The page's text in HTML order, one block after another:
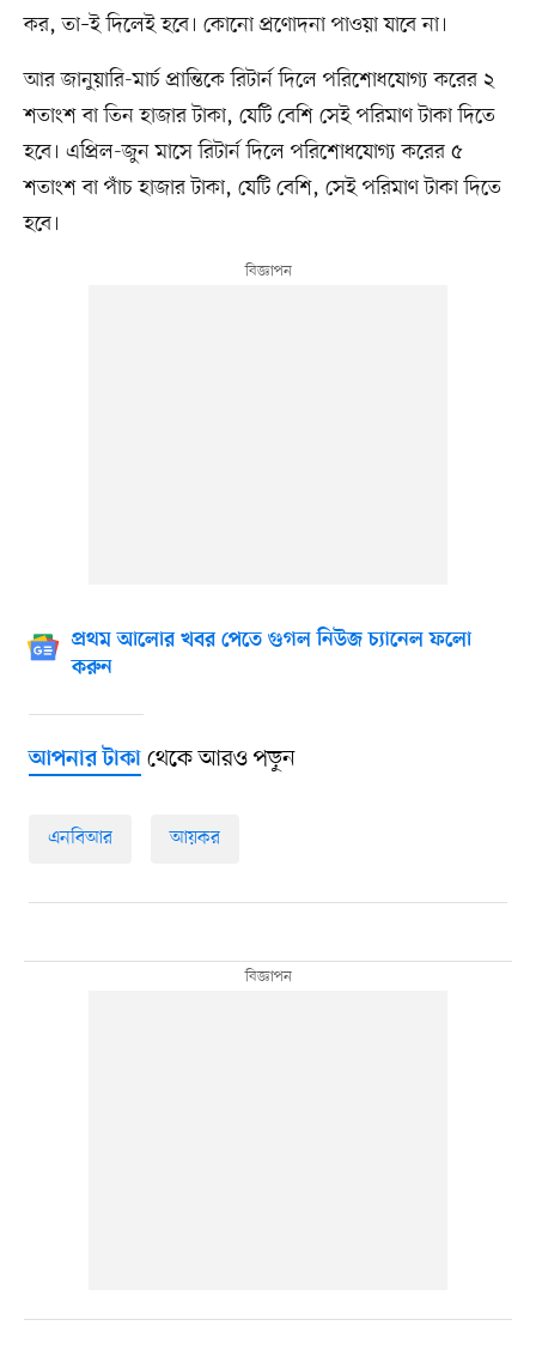
কর, তা–ই দিলেই হবে। কোনো প্রণোদনা পাওয়া যাবে না।
আর জানুয়ারি-মার্চ প্রান্তিকে রিটার্ন দিলে পরিশোধযোগ্য করের ২
শতাংশ বা তিন হাজার টাকা, যেটি বেশি সেই পরিমাণ টাকা দিতে
হবে। এপ্রিল-জুন মাসে রিটার্ন দিলে পরিশোধযোগ্য করের ৫
শতাংশ বা পাঁচ হাজার টাকা, যেটি বেশি, সেই পরিমাণ টাকা দিতে
হবে।
প্রথম আলোর খবর পেতে গুগল নিউজ চ্যানেল ফলো
করুন
আপনার টাকাথেকে আরও পড়ুন
এনবিআর আয়কর